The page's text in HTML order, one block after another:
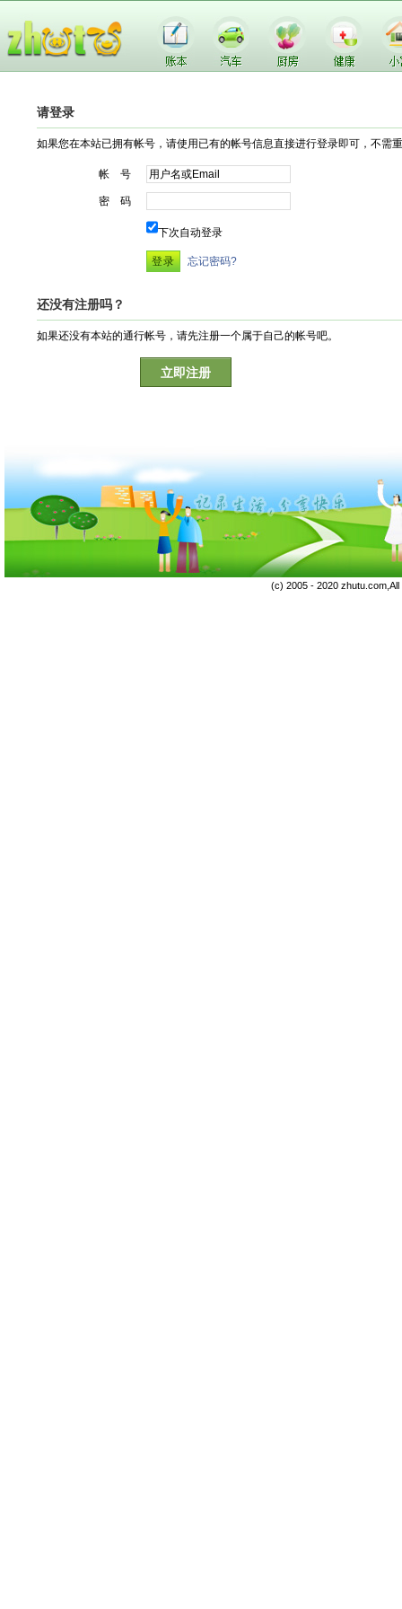
请登录
如果您在本站已拥有帐号，请使用已有的帐号信息直接进行登录即可，不需
帐 号
密 码
下次自动登录
忘记密码?
还没有注册吗？
如果还没有本站的通行帐号，请先注册一个属于自己的帐号吧。
立即注册
(c) 2005 - 2020